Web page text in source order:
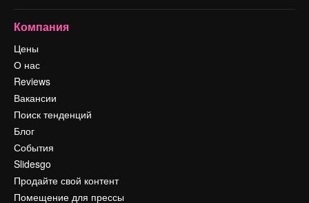
Компания
Цены
О нас
Reviews
Вакансии
Поиск тенденций
Блог
События
Slidesgo
Продайте свой контент
Помещение для прессы